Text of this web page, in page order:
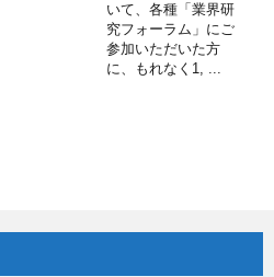
いて、各種「業界研
究フォーラム」にご
参加いただいた方
に、もれなく1, ...